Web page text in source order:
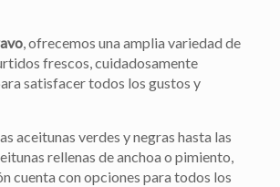
, ofrecemos una amplia variedad de
frescos, cuidadosamente
satisfacer todos los gustos y
aceitunas verdes y negras hasta las
rellenas de anchoa o pimiento,
cuenta con opciones para todos los